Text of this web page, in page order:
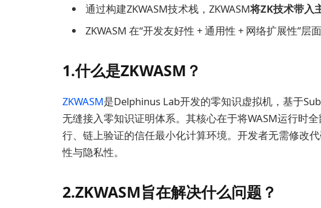
通过构建ZKWASM技术栈，ZKWASM将ZK技术带入
ZKWASM 在“开发友好性 + 通用性 + 网络扩展性”层
1.什么是ZKWASM？
ZKWASM是Delphinus Lab开发的零知识虚拟机，基于
无缝接入零知识证明体系。其核心在于将WASM运行时
行、链上验证的信任最小化计算环境。开发者无需修改
性与隐私性。
2.ZKWASM旨在解决什么问题？